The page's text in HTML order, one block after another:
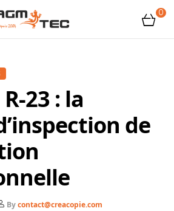
0
23 : la
de
Bycontact@creacopie.com